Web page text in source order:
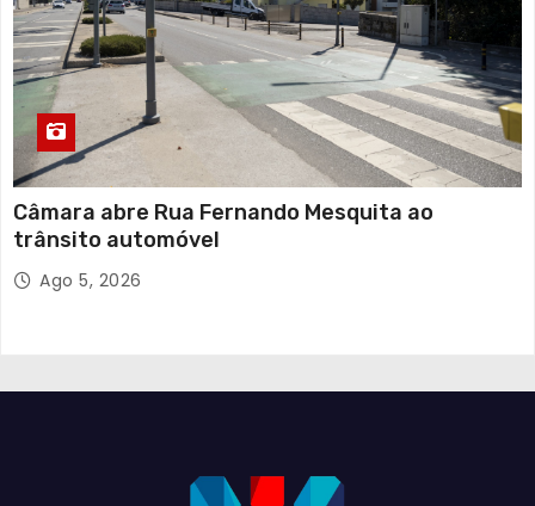
Câmara abre Rua Fernando Mesquita ao
trânsito automóvel
Ago 5, 2026